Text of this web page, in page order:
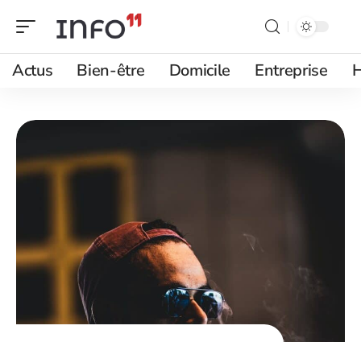
Actus Bien-être Domicile Entreprise